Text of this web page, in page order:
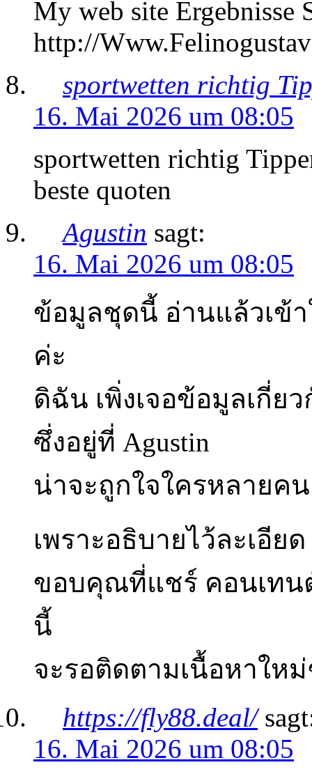
My web site Ergebnisse
http://
sportwetten richtig
16. Mai 2026 um 08:05
sportwetten richtig
beste quoten
Agustin sagt:
16. Mai 2026 um 08:05
ข้อมูลชุดนี้ อ่านแล้วเข้า
ค่ะ
ดิฉัน เพิ่งเจอข้อมูลเกี่ยว
ซึ่งอยู่ที่ Agustin
น่าจะถูกใจใครหลายคน
เพราะอธิบายไว้ละเอียด
ขอบคุณที่แชร์ คอนเทน
นี้
จะรอติดตามเนื้อหาให
https://fly88.deal/
16. Mai 2026 um 08:05